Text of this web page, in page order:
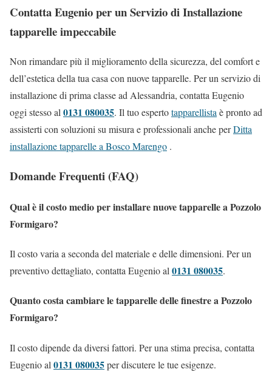
Contatta Eugenio per un Servizio di Installazione
tapparelle impeccabile
Non rimandare più il miglioramento della sicurezza, del comfort e
dell’estetica della tua casa con nuove tapparelle. Per un servizio di
installazione di prima classe ad Alessandria, contatta Eugenio
oggi stesso al 0131 080035. Il tuo espertotapparellista è pronto ad
assisterti con soluzioni su misura e professionali anche perDitta
installazione tapparelle a Bosco Marengo .
Domande Frequenti (FAQ)
Qual è il costo medio per installare nuove tapparelle a Pozzolo
Formigaro?
Il costo varia a seconda del materiale e delle dimensioni. Per un
preventivo dettagliato, contatta Eugenio al 0131 080035.
Quanto costa cambiare le tapparelle delle finestre a Pozzolo
Formigaro?
Il costo dipende da diversi fattori. Per una stima precisa, contatta
Eugenio al 0131 080035per discutere le tue esigenze.